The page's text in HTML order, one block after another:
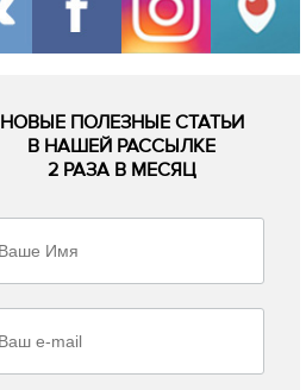
НОВЫЕ ПОЛЕЗНЫЕ СТАТЬИ
В НАШЕЙ РАССЫЛКЕ
2 РАЗА В МЕСЯЦ